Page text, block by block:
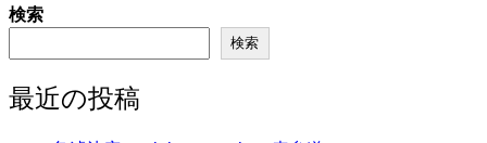
検索
検索
最近の投稿